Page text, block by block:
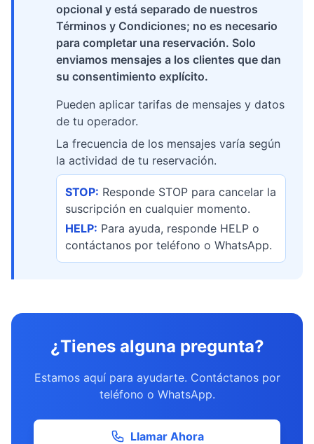
opcional y está separado de nuestros
Términos y Condiciones; no es necesario
para completar una reservación. Solo
enviamos mensajes a los clientes que dan
su consentimiento explícito.
Pueden aplicar tarifas de mensajes y datos
de tu operador.
La frecuencia de los mensajes varía según
la actividad de tu reservación.
STOP: Responde STOP para cancelar la
suscripción en cualquier momento.
HELP: Para ayuda, responde HELP o
contáctanos por teléfono o WhatsApp.
¿Tienes alguna pregunta?
Estamos aquí para ayudarte. Contáctanos por
teléfono o WhatsApp.
Llamar Ahora